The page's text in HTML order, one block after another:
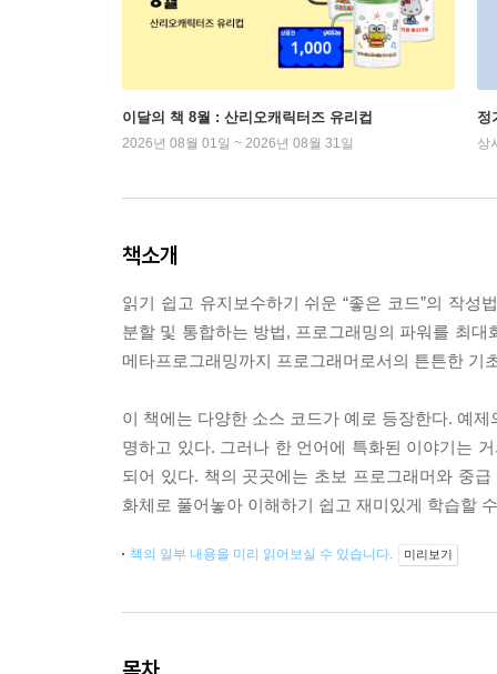
이달의 책 8월 : 산리오캐릭터즈 유리컵
2026년 08월 01일 ~ 2026년 08월 31일
정
상
책소개
읽기 쉽고 유지보수하기 쉬운 “좋은 코드”의 작
분할 및 통합하는 방법, 프로그래밍의 파워를 최
메타프로그래밍까지 프로그래머로서의 튼튼한 기
이 책에는 다양한 소스 코드가 예로 등장한다. 예
명하고 있다. 그러나 한 언어에 특화된 이야기는
되어 있다. 책의 곳곳에는 초보 프로그래머와 중
화체로 풀어놓아 이해하기 쉽고 재미있게 학습할
책의 일부 내용을 미리 읽어보실 수 있습니다. 미리보기